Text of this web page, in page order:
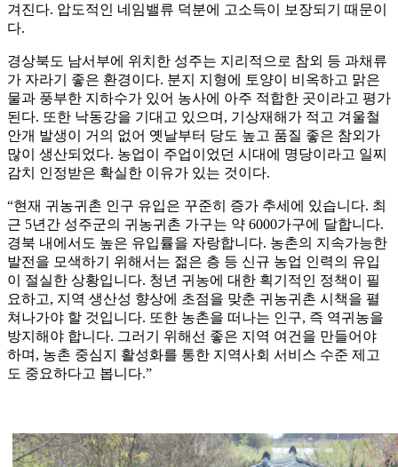
겨진다. 압도적인 네임밸류 덕분에 고소득이 보장되기 때문이
다.
경상북도 남서부에 위치한 성주는 지리적으로 참외 등 과채류
가 자라기 좋은 환경이다. 분지 지형에 토양이 비옥하고 맑은
물과 풍부한 지하수가 있어 농사에 아주 적합한 곳이라고 평가
된다. 또한 낙동강을 기대고 있으며, 기상재해가 적고 겨울철
안개 발생이 거의 없어 옛날부터 당도 높고 품질 좋은 참외가
많이 생산되었다. 농업이 주업이었던 시대에 명당이라고 일찌
감치 인정받은 확실한 이유가 있는 것이다.
“현재 귀농귀촌 인구 유입은 꾸준히 증가 추세에 있습니다. 최
근 5년간 성주군의 귀농귀촌 가구는 약 6000가구에 달합니다.
경북 내에서도 높은 유입률을 자랑합니다. 농촌의 지속가능한
발전을 모색하기 위해서는 젊은 층 등 신규 농업 인력의 유입
이 절실한 상황입니다. 청년 귀농에 대한 획기적인 정책이 필
요하고, 지역 생산성 향상에 초점을 맞춘 귀농귀촌 시책을 펼
쳐나가야 할 것입니다. 또한 농촌을 떠나는 인구, 즉 역귀농을
방지해야 합니다. 그러기 위해선 좋은 지역 여건을 만들어야
하며, 농촌 중심지 활성화를 통한 지역사회 서비스 수준 제고
도 중요하다고 봅니다.”